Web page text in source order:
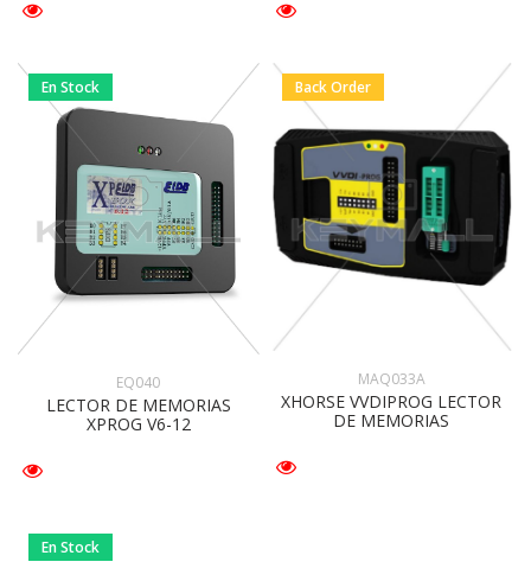
En Stock
EQ040
LECTOR DE MEMORIAS
XPROG V6-12
Back Order
MAQ033A
XHORSE VVDIPROG LECTOR
DE MEMORIAS
En Stock